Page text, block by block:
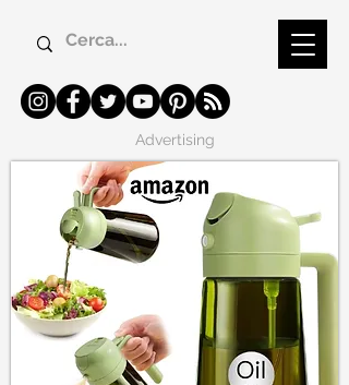
Advertising